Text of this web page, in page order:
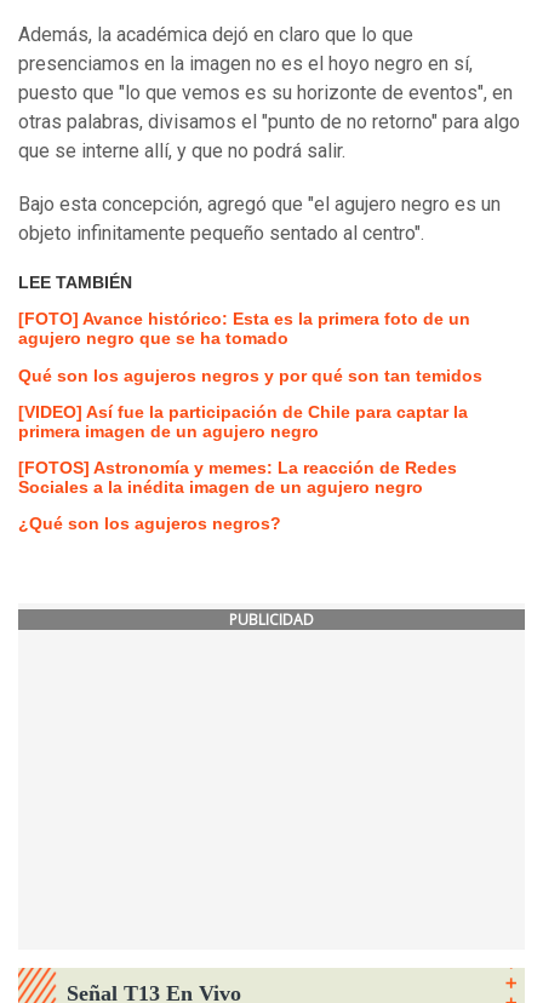
Además, la académica dejó en claro que lo que
presenciamos en la imagen no es el hoyo negro en sí,
puesto que "lo que vemos es su horizonte de eventos", en
otras palabras, divisamos el "punto de no retorno" para algo
que se interne allí, y que no podrá salir.
Bajo esta concepción, agregó que "el agujero negro es un
objeto infinitamente pequeño sentado al centro".
LEE TAMBIÉN
[FOTO] Avance histórico: Esta es la primera foto de un
agujero negro que se ha tomado
Qué son los agujeros negros y por qué son tan temidos
[VIDEO] Así fue la participación de Chile para captar la
primera imagen de un agujero negro
[FOTOS] Astronomía y memes: La reacción de Redes
Sociales a la inédita imagen de un agujero negro
¿Qué son los agujeros negros?
PUBLICIDAD
Señal T13 En Vivo